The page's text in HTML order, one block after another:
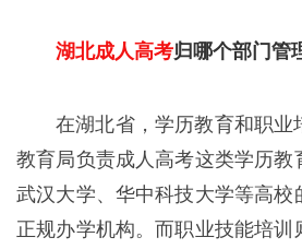
湖北成人高考归哪个部门管
在湖北省，学历教育和职业
教育局负责成人高考这类学历教
武汉大学、华中科技大学等高校
正规办学机构。而职业技能培训